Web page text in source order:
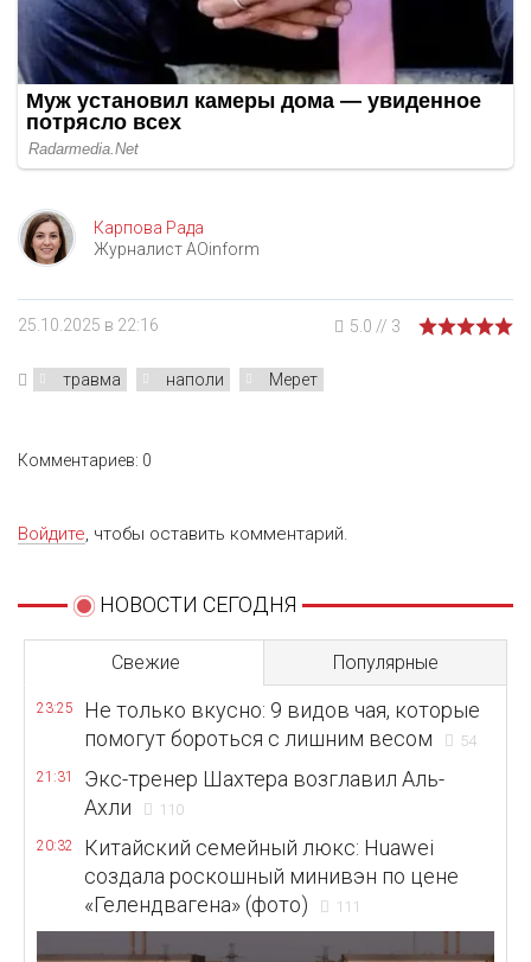
Карпова Рада
Журналист AOinform
25.10.2025 в 22:16 5.0 // 3
травма наполи Мерет
Комментариев: 0
Войдите, чтобы оставить комментарий.
НОВОСТИ СЕГОДНЯ
Свежие Популярные
23:25
Не только вкусно: 9 видов чая, которые
помогут бороться с лишним весом
54
21:31
Экс-тренер Шахтера возглавил Аль-
Ахли
110
20:32
Китайский семейный люкс: Huawei
создала роскошный минивэн по цене
«Гелендвагена» (фото)
111